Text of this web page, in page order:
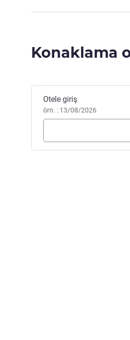
Konaklama
Bu otelde
Otele giriş
örn. : 13/08/2026